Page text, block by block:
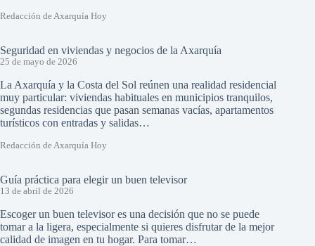
Redacción de Axarquía Hoy
Seguridad en viviendas y negocios de la Axarquía
25 de mayo de 2026
La Axarquía y la Costa del Sol reúnen una realidad residencial
muy particular: viviendas habituales en municipios tranquilos,
segundas residencias que pasan semanas vacías, apartamentos
turísticos con entradas y salidas…
Redacción de Axarquía Hoy
Guía práctica para elegir un buen televisor
13 de abril de 2026
Escoger un buen televisor es una decisión que no se puede
tomar a la ligera, especialmente si quieres disfrutar de la mejor
calidad de imagen en tu hogar. Para tomar…